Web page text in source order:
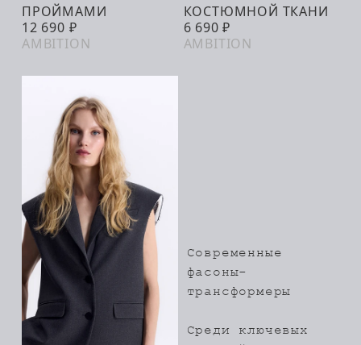
Современные
фасоны-
трансформеры
Среди ключевых
ПРОЙМАМИ
12 690 ₽
AMBITION
В КОРЗИНУ
КОСТЮМНОЙ ТКАНИ
6 690 ₽
AMBITION